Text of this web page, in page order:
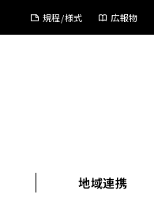
広報物
規程/様式
地域連携